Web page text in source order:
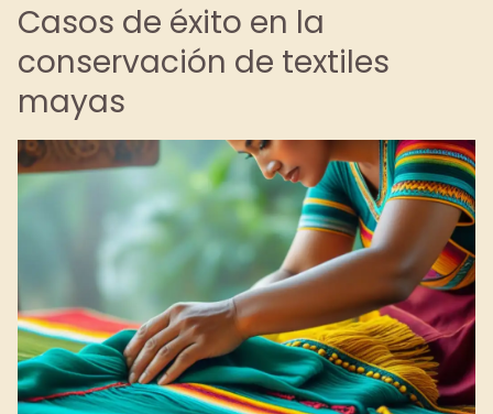
Casos de éxito en la
conservación de textiles
mayas